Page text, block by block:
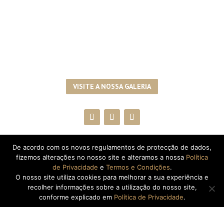
VISITE A NOSSA GALERIA
SUBSCREVA A NEWSLETTER!
De acordo com os novos regulamentos de protecção de dados,
fizemos alterações no nosso site e alteramos a nossa Política
de Privacidade e Termos e Condições.
O nosso site utiliza cookies para melhorar a sua experiência e
recolher informações sobre a utilização do nosso site,
conforme explicado em Política de Privacidade.